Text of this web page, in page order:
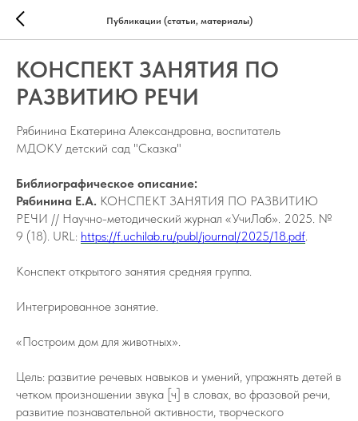
Публикации (статьи, материалы)
КОНСПЕКТ ЗАНЯТИЯ ПО
РАЗВИТИЮ РЕЧИ
Рябинина Екатерина Александровна, воспитатель
МДОКУ детский сад "Сказка"
Библиографическое описание:
Рябинина Е.А. КОНСПЕКТ ЗАНЯТИЯ ПО РАЗВИТИЮ
РЕЧИ // Научно-методический журнал «УчиЛаб». 2025. №
9 (18). URL: https://f.uchilab.ru/publ/journal/2025/18.pdf.
Конспект открытого занятия средняя группа.
Интегрированное занятие.
«Построим дом для животных».
Цель: развитие речевых навыков и умений, упражнять детей в
четком произношении звука [ч] в словах, во фразовой речи,
развитие познавательной активности, творческого